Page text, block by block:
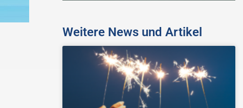
Weitere News und Artikel